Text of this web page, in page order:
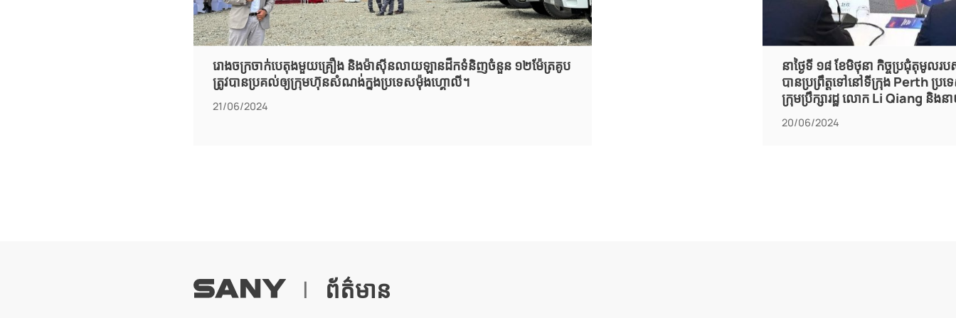
រោងចក្រ​ចាក់​បេតុង​មួយ​គ្រឿង និង​ម៉ាស៊ីន​លាយ​ឡាន​ដឹក​ទំនិញ​ចំនួន ១២​ម៉ែត្រគូប
ត្រូវ​បាន​ប្រគល់​ឲ្យ​ក្រុមហ៊ុន​សំណង់​ក្នុង​ប្រទេស​ម៉ុងហ្គោលី។
21/06/2024
នាថ្ងៃទី ១៨ ខែមិថុនា កិច្ចប្រជុំតុមូ
បានប្រព្រឹត្តទៅនៅទីក្រុង Perth ប្រទ
ក្រុមប្រឹក្សារដ្ឋ លោក Li Qiang និងន
រួម ហើយលោក Xiang Wenbo ដែល
20/06/2024
| ព័ត៌មាន